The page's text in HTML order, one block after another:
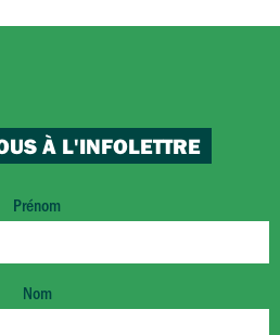
À L'INFOLETTRE
Prénom
Nom